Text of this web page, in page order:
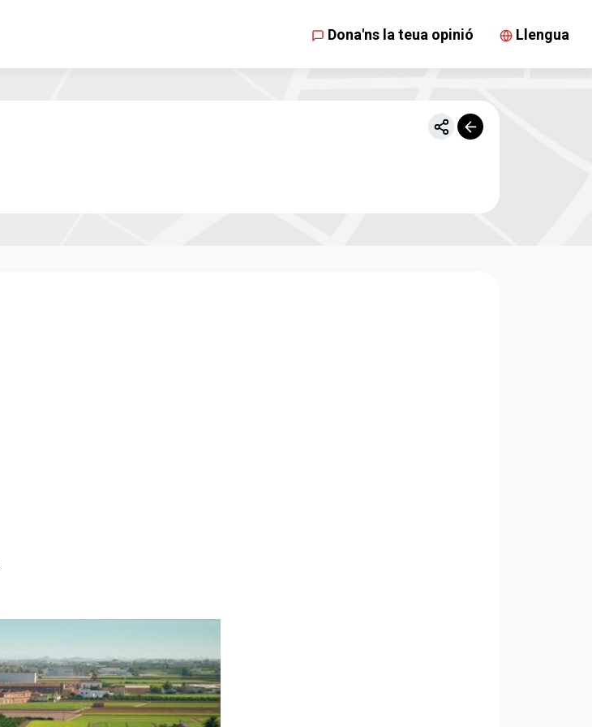
Dona'ns la teua opinió Llengua